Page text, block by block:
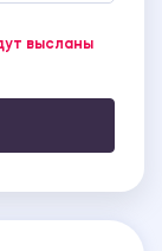
высланы